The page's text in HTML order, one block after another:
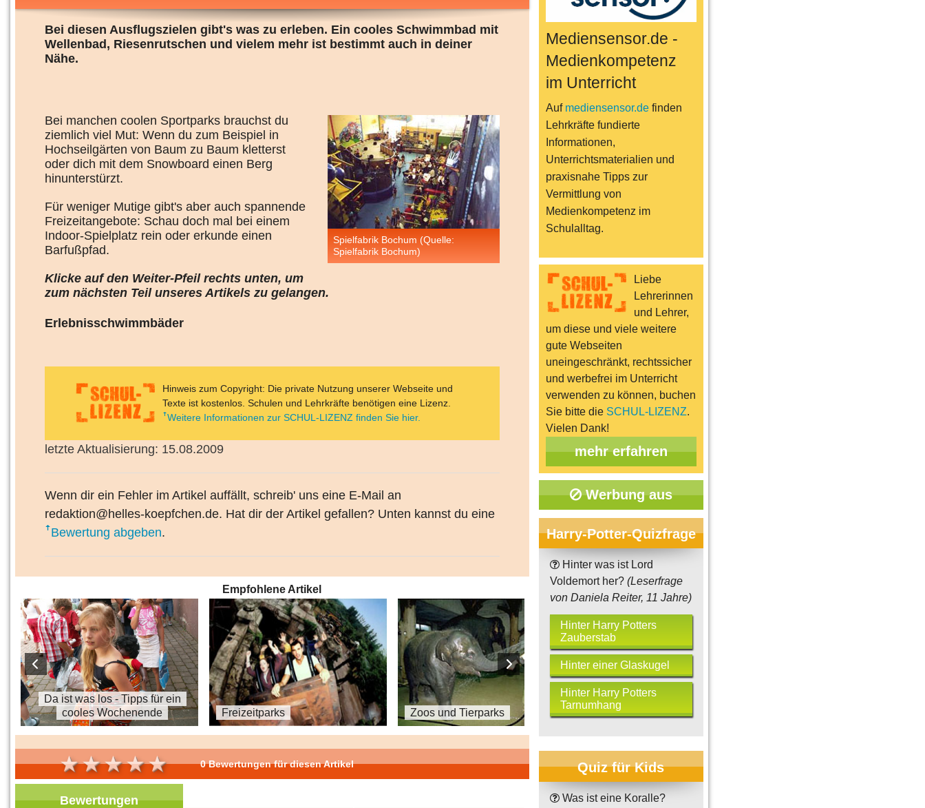
Bei diesen Ausflugszielen gibt's was zu erleben. Ein cooles Schwimmbad mit
Wellenbad, Riesenrutschen und vielem mehr ist bestimmt auch in deiner
Nähe.
Spielfabrik Bochum (Quelle:
Spielfabrik Bochum)
Bei manchen coolen Sportparks brauchst du
ziemlich viel Mut: Wenn du zum Beispiel in
Hochseilgärten von Baum zu Baum kletterst
oder dich mit dem Snowboard einen Berg
hinunterstürzt.
Für weniger Mutige gibt's aber auch spannende
Freizeitangebote: Schau doch mal bei einem
Indoor-Spielplatz rein oder erkunde einen
Barfußpfad.
Klicke auf den Weiter-Pfeil rechts unten, um
zum nächsten Teil unseres Artikels zu gelangen.
Erlebnisschwimmbäder
Hinweis zum Copyright: Die private Nutzung unserer Webseite und
Texte ist kostenlos. Schulen und Lehrkräfte benötigen eine Lizenz.
Weitere Informationen zur SCHUL-LIZENZ finden Sie hier.
letzte Aktualisierung: 15.08.2009
Wenn dir ein Fehler im Artikel auffällt, schreib' uns eine E-Mail an
redaktion@helles-koepfchen.de. Hat dir der Artikel gefallen? Unten kannst du eine
Bewertung abgeben.
Empfohlene Artikel
Da ist was los - Tipps für ein
cooles Wochenende
Freizeitparks Zoos und Tierparks
Museen und Ausstellungen für
Kinder
0 Bewertungen für diesen Artikel
Bewertungen
Mediensensor.de -
Medienkompetenz
im Unterricht
Auf mediensensor.definden
Lehrkräfte fundierte
Informationen,
Unterrichtsmaterialien und
praxisnahe Tipps zur
Vermittlung von
Medienkompetenz im
Schulalltag.
Liebe
Lehrerinnen
und Lehrer,
um diese und viele weitere
gute Webseiten
uneingeschränkt, rechtssicher
und werbefrei im Unterricht
verwenden zu können, buchen
Sie bitte die SCHUL-LIZENZ.
Vielen Dank!
mehr erfahren
Werbung aus
Harry-Potter-Quizfrage
Hinter was ist Lord
Voldemort her? (Leserfrage
von Daniela Reiter, 11 Jahre)
Hinter Harry Potters
Zauberstab
Hinter einer Glaskugel
Hinter Harry Potters
Tarnumhang
Quiz für Kids
Was ist eine Koralle?